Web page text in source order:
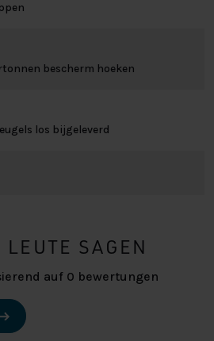
bescherm hoeken
los bijgeleverd
SAGEN
auf 0 bewertungen